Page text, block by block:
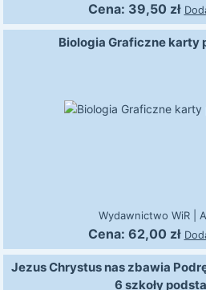
Cena: 39,50 zł
Biologia Graficzne karty
Wydawnictwo WiR
Cena: 62,00 zł
Jezus Chrystus nas zbawia
6 szkoły